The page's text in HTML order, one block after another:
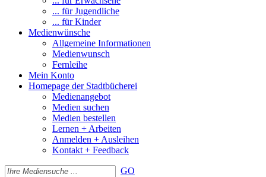
... für Jugendliche
... für Kinder
Medienwünsche
Allgemeine Informationen
Medienwunsch
Fernleihe
Mein Konto
Homepage der Stadtbücherei
Medienangebot
Medien suchen
Medien bestellen
Lernen + Arbeiten
Anmelden + Ausleihen
Kontakt + Feedback
GO